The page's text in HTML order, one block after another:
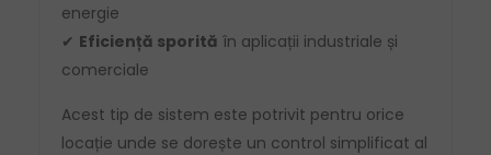
energie
✔ Eficiență sporită în aplicații industriale și
comerciale
Acest tip de sistem este potrivit pentru orice
locație unde se dorește un control simplificat al